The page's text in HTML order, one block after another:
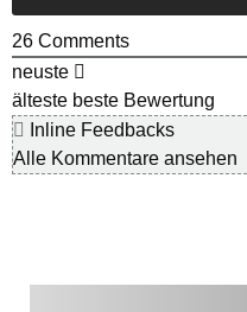
26 Comments
neuste
älteste beste Bewertung
Inline Feedbacks
Alle Kommentare ansehen